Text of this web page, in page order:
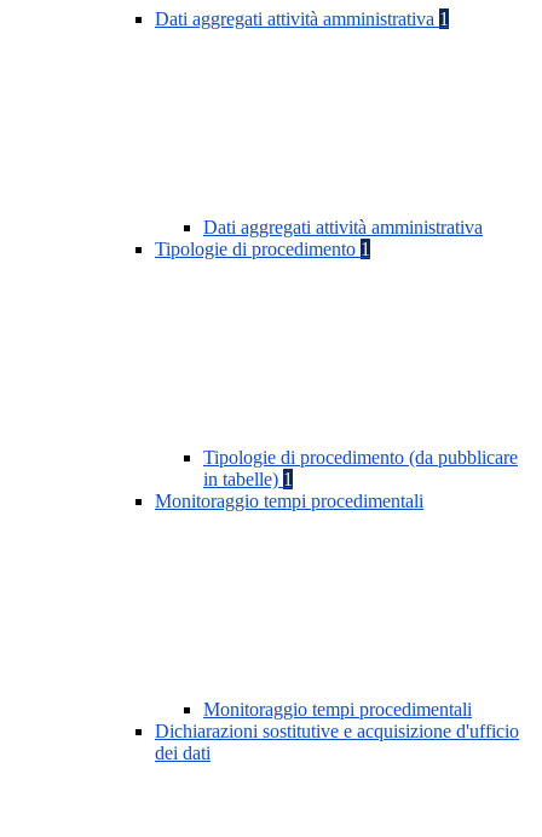
Dati aggregati attività amministrativa 1
Dati aggregati attività amministrativa
Tipologie di procedimento 1
Tipologie di procedimento (da pubblicare
in tabelle) 1
Monitoraggio tempi procedimentali
Monitoraggio tempi procedimentali
Dichiarazioni sostitutive e acquisizione d'ufficio
dei dati